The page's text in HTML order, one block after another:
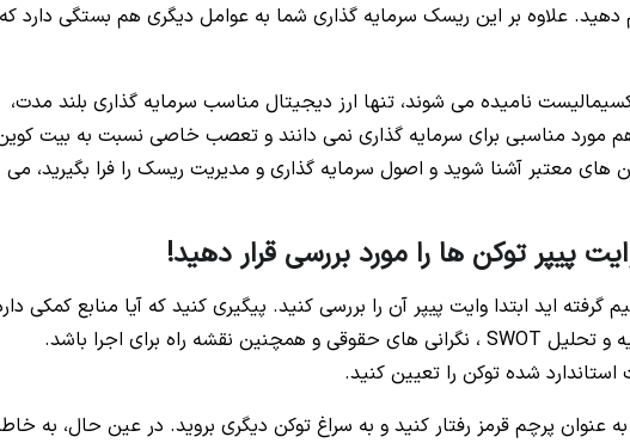
دهید. علاوه بر این ریسک سرمایه گذاری شما به عوامل دیگری هم بستگی دارد که
نامیده می شوند، تنها ارز دیجیتال مناسب سرمایه گذاری بلند مدت،
مورد مناسبی برای سرمایه گذاری نمی دانند و تعصب خاصی نسبت به بیت
های معتبر آشنا شوید و اصول سرمایه گذاری و مدیریت ریسک را فرا بگیرید، می
پیپر توکن ها را مورد بررسی قرار دهید!
اید ابتدا وایت پیپر آن را بررسی کنید. پیگیری کنید که آیا منابع کمکی
این می تواند شامل مدل های مالی ، تجزیه و تحلیل SWOT ، نگرانی های حقوقی و همچنین نقشه راه برای اجرا باشد.
شده توکن را تعیین کنید.
به عنوان پرچم قرمز رفتار کنید و به سراغ توکن دیگری بروید. در عین حال، به